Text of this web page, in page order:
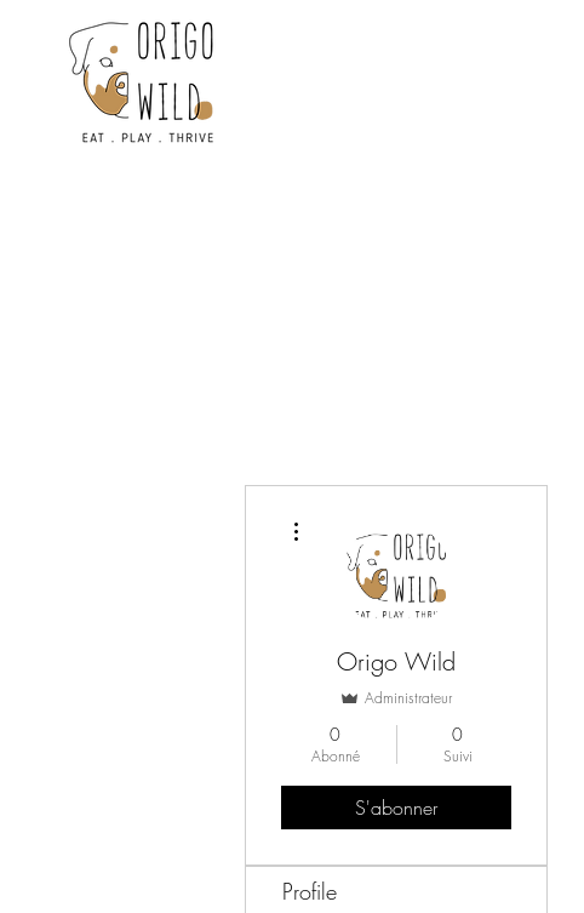
Origo Wild
Administrateur
0
Abonné
0
Suivi
S'abonner
Profile